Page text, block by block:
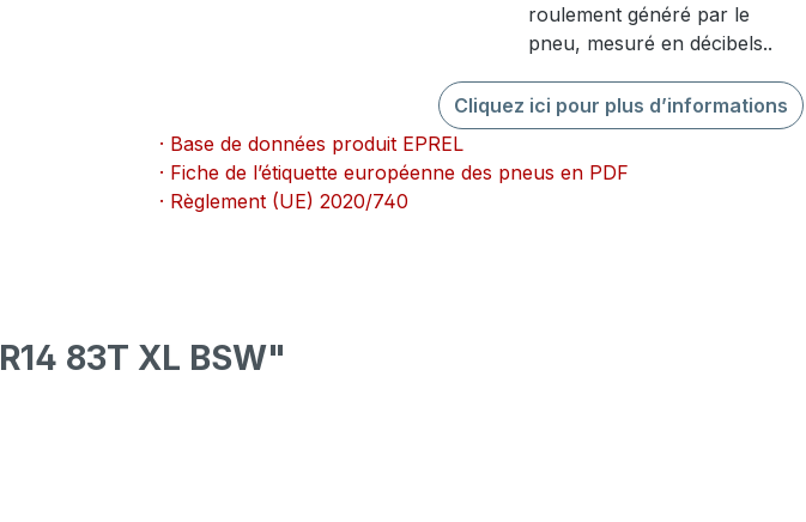
roulement généré par le
pneu, mesuré en décibels..
Cliquez ici pour plus d’informations
· Base de données produit EPREL
· Fiche de l’étiquette européenne des pneus en PDF
· Règlement (UE) 2020/740
83T XL BSW"